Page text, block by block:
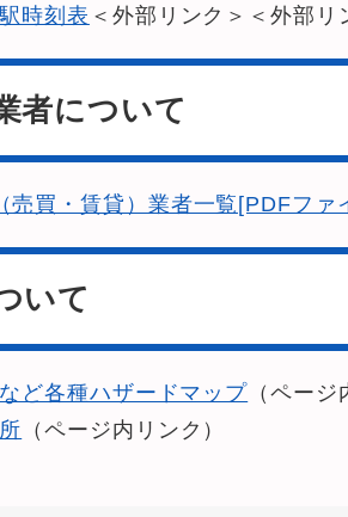
時刻表 ＜外部リンク＞ ＜外部リ
者について
売買・賃貸）業者一覧[PDFファ
いて
ど各種ハザードマップ （ページ
（ページ内リンク）